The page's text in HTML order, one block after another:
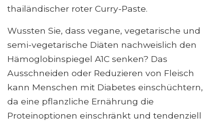
thailändischer roter Curry-Paste.
Wussten Sie, dass vegane, vegetarische und
semi-vegetarische Diäten nachweislich den
Hämoglobinspiegel A1C senken? Das
Ausschneiden oder Reduzieren von Fleisch
kann Menschen mit Diabetes einschüchtern,
da eine pflanzliche Ernährung die
Proteinoptionen einschränkt und tendenziell